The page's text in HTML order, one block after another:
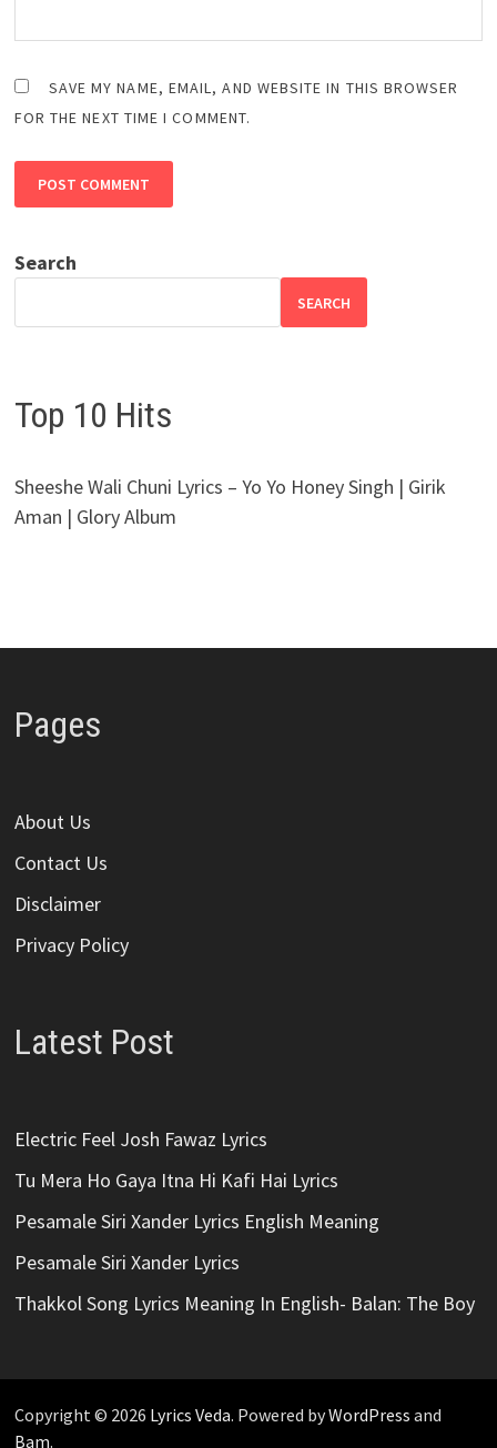
SAVE MY NAME, EMAIL, AND WEBSITE IN THIS BROWSER
FOR THE NEXT TIME I COMMENT.
Search
SEARCH
Top 10 Hits
Sheeshe Wali Chuni Lyrics – Yo Yo Honey Singh | Girik
Aman | Glory Album
Pages
About Us
Contact Us
Disclaimer
Privacy Policy
Latest Post
Electric Feel Josh Fawaz Lyrics
Tu Mera Ho Gaya Itna Hi Kafi Hai Lyrics
Pesamale Siri Xander Lyrics English Meaning
Pesamale Siri Xander Lyrics
Thakkol Song Lyrics Meaning In English- Balan: The Boy
Copyright © 2026 Lyrics Veda. Powered byWordPress and
Bam.